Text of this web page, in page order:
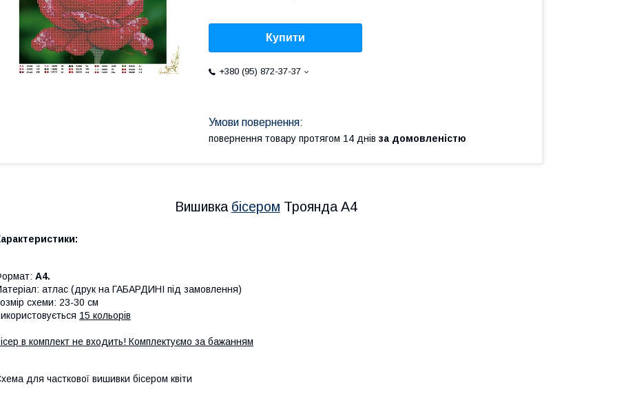
Купити
+380 (95) 872-37-37
повернення товару протягом 14 днів за домовленістю
Вишивка бісером Троянда А4
А4.
атлас (друк на ГАБАРДИНІ під замовлення)
схеми: 23-30 см
15 кольорів
в комплект не входить! Комплектуємо за бажанням
для часткової вишивки бісером квіти